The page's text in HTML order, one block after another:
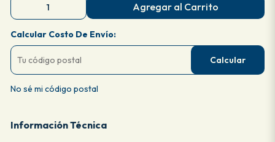
Agregar al Carrito
Calcular Costo De Envío:
Calcular
No sé mi código postal
Información Técnica